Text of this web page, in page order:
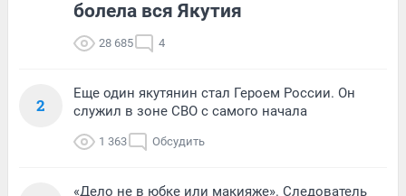
болела вся Якутия
28 685 4
2
Еще один якутянин стал Героем России. Он
служил в зоне СВО с самого начала
1 363 Обсудить
«Дело не в юбке или макияже». Следователь